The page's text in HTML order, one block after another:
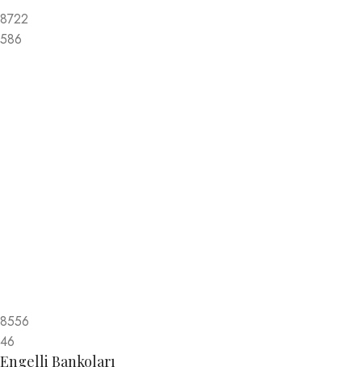
8722
586
8556
46
Engelli Bankoları